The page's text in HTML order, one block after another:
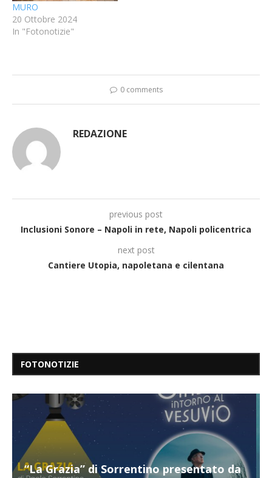
MURO
20 Ottobre 2024
In "Fotonotizie"
0 comments
REDAZIONE
previous post
Inclusioni Sonore – Napoli in rete, Napoli policentrica
next post
Cantiere Utopia, napoletana e cilentana
FOTONOTIZIE
“Il respiro del mare”, personale di Terry